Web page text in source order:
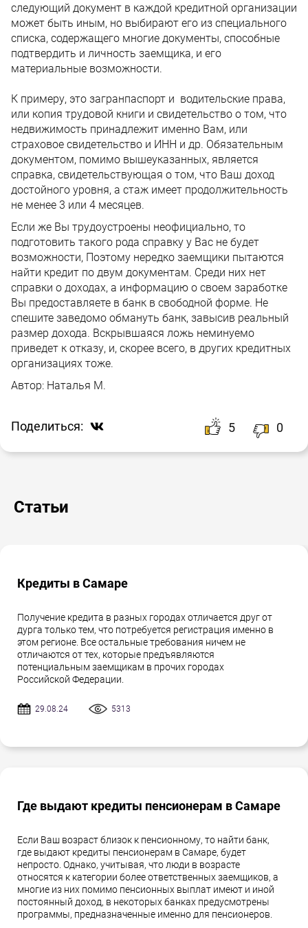
следующий документ в каждой кредитной организации
может быть иным, но выбирают его из специального
списка, содержащего многие документы, способные
подтвердить и личность заемщика, и его
материальные возможности.
К примеру, это загранпаспорт и водительские права,
или копия трудовой книги и свидетельство о том, что
недвижимость принадлежит именно Вам, или
страховое свидетельство и ИНН и др. Обязательным
документом, помимо вышеуказанных, является
справка, свидетельствующая о том, что Ваш доход
достойного уровня, а стаж имеет продолжительность
не менее 3 или 4 месяцев.
Если же Вы трудоустроены неофициально, то
подготовить такого рода справку у Вас не будет
возможности, Поэтому нередко заемщики пытаются
найти кредит по двум документам. Среди них нет
справки о доходах, а информацию о своем заработке
Вы предоставляете в банк в свободной форме. Не
спешите заведомо обмануть банк, завысив реальный
размер дохода. Вскрывшаяся ложь неминуемо
приведет к отказу, и, скорее всего, в других кредитных
организациях тоже.
Автор: Наталья М.
Поделиться: 5 0
Статьи
Кредиты в Самаре
Получение кредита в разных городах отличается друг от
дурга только тем, что потребуется регистрация именно в
этом регионе. Все остальные требования ничем не
отличаются от тех, которые предъявляются
потенциальным заемщикам в прочих городах
Российской Федерации.
29.08.24 5313
Где выдают кредиты пенсионерам в Самаре
Если Ваш возраст близок к пенсионному, то найти банк,
где выдают кредиты пенсионерам в Самаре, будет
непросто. Однако, учитывая, что люди в возрасте
относятся к категории более ответственных заемщиков, а
многие из них помимо пенсионных выплат имеют и иной
постоянный доход, в некоторых банках предусмотрены
программы, предназначенные именно для пенсионеров.